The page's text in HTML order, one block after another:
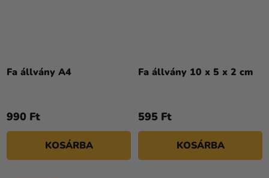
Fa állvány A4
990 Ft
KOSÁRBA
Fa állvány 10 x 5 x 2 cm
595 Ft
KOSÁRBA